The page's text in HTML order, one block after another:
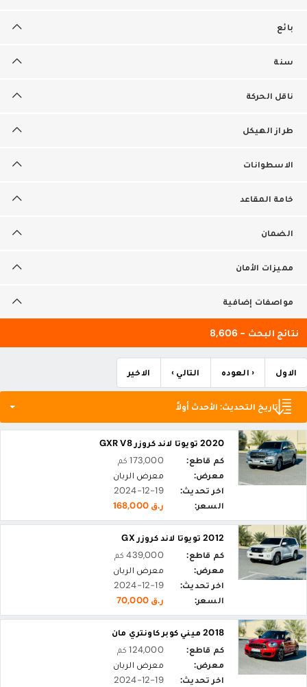
بائع
سنة
ناقل الحركة
طراز الهيكل
الاسطوانات
خامة المقاعد
الضمان
مميزات الأمان
مواصفات إضافية
نتائج البحث - 8,606
الاول ‹ العوده التالي › الاخير
تاريخ التحديث: الأحدث أولاً
2020 تويوتا لاند كروزر GXR V8
كم قاطع:
173,000 كم
معرض:
معرض الربان
اخر تحديث:
2024-12-19
السعر:
ر.ق 168,000
2012 تويوتا لاند كروزر GX
كم قاطع:
439,000 كم
معرض:
معرض الربان
اخر تحديث:
2024-12-19
السعر:
ر.ق 70,000
2018 ميني كوبر كاونتري مان
كم قاطع:
124,000 كم
معرض:
معرض الربان
اخر تحديث:
2024-12-19